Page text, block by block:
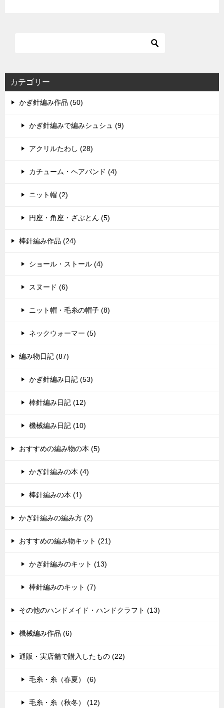
カテゴリー
かぎ針編み作品 (50)
かぎ針編みで編みシュシュ (9)
アクリルたわし (28)
カチューム・ヘアバンド (4)
ニット帽 (2)
円座・角座・ざぶとん (5)
棒針編み作品 (24)
ショール・ストール (4)
スヌード (6)
ニット帽・毛糸の帽子 (8)
ネックウォーマー (5)
編み物日記 (87)
かぎ針編み日記 (53)
棒針編み日記 (12)
機械編み日記 (10)
おすすめの編み物の本 (5)
かぎ針編みの本 (4)
棒針編みの本 (1)
かぎ針編みの編み方 (2)
おすすめの編み物キット (21)
かぎ針編みのキット (13)
棒針編みのキット (7)
その他のハンドメイド・ハンドクラフト (13)
機械編み作品 (6)
通販・実店舗で購入したもの (22)
毛糸・糸（春夏） (6)
毛糸・糸（秋冬） (12)